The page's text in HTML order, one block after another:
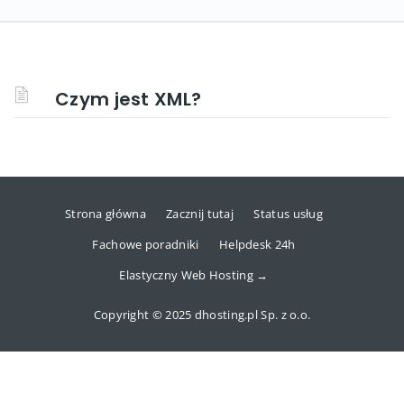
Czym jest XML?
Strona główna Zacznij tutaj
Status usług
Fachowe poradniki
Helpdesk 24h
Elastyczny Web Hosting →
Copyright © 2025 dhosting.pl Sp. z o.o.